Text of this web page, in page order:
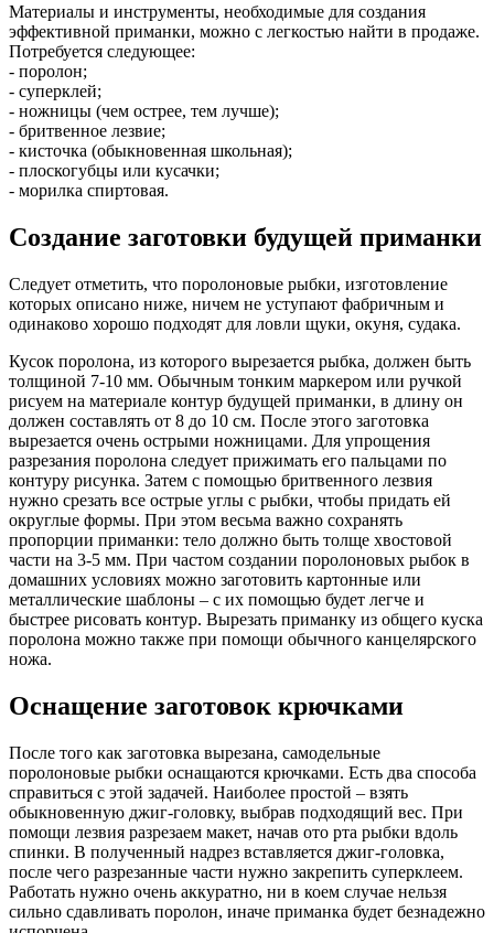
Материалы и инструменты, необходимые для создания
эффективной приманки, можно с легкостью найти в продаже.
Потребуется следующее:
- поролон;
- суперклей;
- ножницы (чем острее, тем лучше);
- бритвенное лезвие;
- кисточка (обыкновенная школьная);
- плоскогубцы или кусачки;
- морилка спиртовая.
Создание заготовки будущей приманки
Следует отметить, что поролоновые рыбки, изготовление
которых описано ниже, ничем не уступают фабричным и
одинаково хорошо подходят для ловли щуки, окуня, судака.
Кусок поролона, из которого вырезается рыбка, должен быть
толщиной 7-10 мм. Обычным тонким маркером или ручкой
рисуем на материале контур будущей приманки, в длину он
должен составлять от 8 до 10 см. После этого заготовка
вырезается очень острыми ножницами. Для упрощения
разрезания поролона следует прижимать его пальцами по
контуру рисунка. Затем с помощью бритвенного лезвия
нужно срезать все острые углы с рыбки, чтобы придать ей
округлые формы. При этом весьма важно сохранять
пропорции приманки: тело должно быть толще хвостовой
части на 3-5 мм. При частом создании поролоновых рыбок в
домашних условиях можно заготовить картонные или
металлические шаблоны – с их помощью будет легче и
быстрее рисовать контур. Вырезать приманку из общего куска
поролона можно также при помощи обычного канцелярского
ножа.
Оснащение заготовок крючками
После того как заготовка вырезана, самодельные
поролоновые рыбки оснащаются крючками. Есть два способа
справиться с этой задачей. Наиболее простой – взять
обыкновенную джиг-головку, выбрав подходящий вес. При
помощи лезвия разрезаем макет, начав ото рта рыбки вдоль
спинки. В полученный надрез вставляется джиг-головка,
после чего разрезанные части нужно закрепить суперклеем.
Работать нужно очень аккуратно, ни в коем случае нельзя
сильно сдавливать поролон, иначе приманка будет безнадежно